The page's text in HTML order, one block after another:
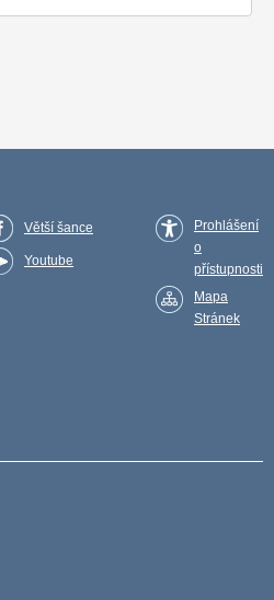
Větší šance
Youtube
Prohlášení
o
přístupnosti
Mapa
Stránek